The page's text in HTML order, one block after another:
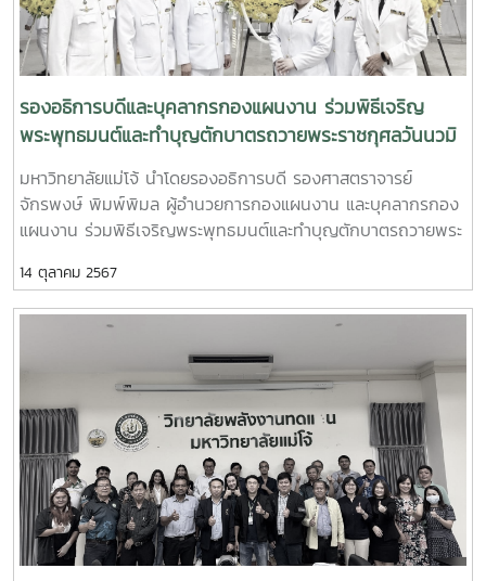
รองอธิการบดีและบุคลากรกองแผนงาน ร่วมพิธีเจริญ
พระพุทธมนต์และทำบุญตักบาตรถวายพระราชกุศลวันนวมิ
นทรมหาราช
มหาวิทยาลัยแม่โจ้ นำโดยรองอธิการบดี รองศาสตราจารย์
จักรพงษ์ พิมพ์พิมล ผู้อำนวยการกองแผนงาน และบุคลากรกอง
แผนงาน ร่วมพิธีเจริญพระพุทธมนต์และทำบุญตักบาตรถวายพระ
ศการ 1 ศูนย์ประชุมและแสดงสินค้านานาชาติเฉลิมพระเกียรติ 7
รอบ พระชนมพรรษา อำเภอเมืองเชียงใหม่ จังหวัดเชียงใหม่#วัน
นวมินทรมหาราช
14 ตุลาคม 2567